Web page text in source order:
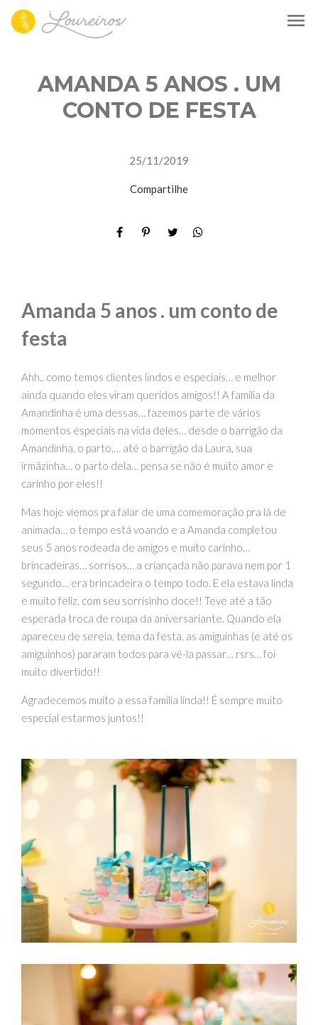
menu
AMANDA 5 ANOS . UM
CONTO DE FESTA
25/11/2019
Compartilhe
Amanda 5 anos . um conto de
festa
Ahh.. como temos clientes lindos e especiais… e melhor
ainda quando eles viram queridos amigos!! A família da
Amandinha é uma dessas… fazemos parte de vários
momentos especiais na vida deles… desde o barrigão da
Amandinha, o parto,… até o barrigão da Laura, sua
irmãzinha… o parto dela… pensa se não é muito amor e
carinho por eles!!
Mas hoje viemos pra falar de uma comemoração pra lá de
animada… o tempo está voando e a Amanda completou
seus 5 anos rodeada de amigos e muito carinho…
brincadeiras… sorrisos… a criançada não parava nem por 1
segundo… era brincadeira o tempo todo. E ela estava linda
e muito feliz, com seu sorrisinho doce!! Teve até a tão
esperada troca de roupa da aniversariante. Quando ela
apareceu de sereia, tema da festa, as amiguinhas (e até os
amiguinhos) pararam todos para vê-la passar… rsrs… foi
muito divertido!!
Agradecemos muito a essa família linda!! É sempre muito
especial estarmos juntos!!